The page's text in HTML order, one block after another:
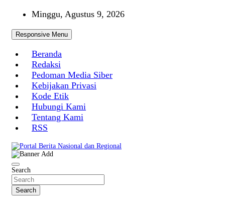
content
Minggu, Agustus 9, 2026
Responsive Menu
Beranda
Redaksi
Pedoman Media Siber
Kebijakan Privasi
Kode Etik
Hubungi Kami
Tentang Kami
RSS
Portal Berita Nasional dan Regional
Search
Search